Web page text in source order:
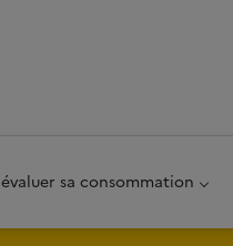
sa consommation